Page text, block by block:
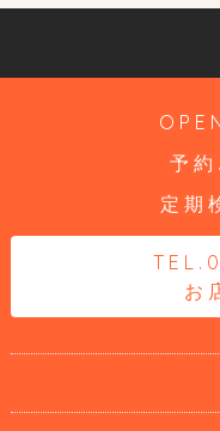
予
定期
お